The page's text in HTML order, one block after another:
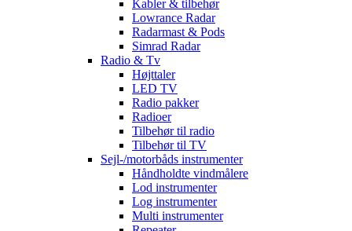
Kabler & tilbehør
Lowrance Radar
Radarmast & Pods
Simrad Radar
Radio & Tv
Højttaler
LED TV
Radio pakker
Radioer
Tilbehør til radio
Tilbehør til TV
Sejl-/motorbåds instrumenter
Håndholdte vindmålere
Lod instrumenter
Log instrumenter
Multi instrumenter